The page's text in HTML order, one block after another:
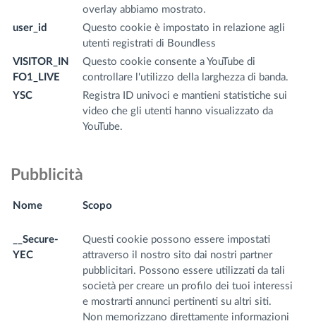
overlay abbiamo mostrato.
user_id
Questo cookie è impostato in relazione agli
utenti registrati di Boundless
VISITOR_IN
FO1_LIVE
Questo cookie consente a YouTube di
controllare l'utilizzo della larghezza di banda.
YSC
Registra ID univoci e mantieni statistiche sui
video che gli utenti hanno visualizzato da
YouTube.
Pubblicità
Nome Scopo
__Secure-
YEC
Questi cookie possono essere impostati
attraverso il nostro sito dai nostri partner
pubblicitari. Possono essere utilizzati da tali
società per creare un profilo dei tuoi interessi
e mostrarti annunci pertinenti su altri siti.
Non memorizzano direttamente informazioni